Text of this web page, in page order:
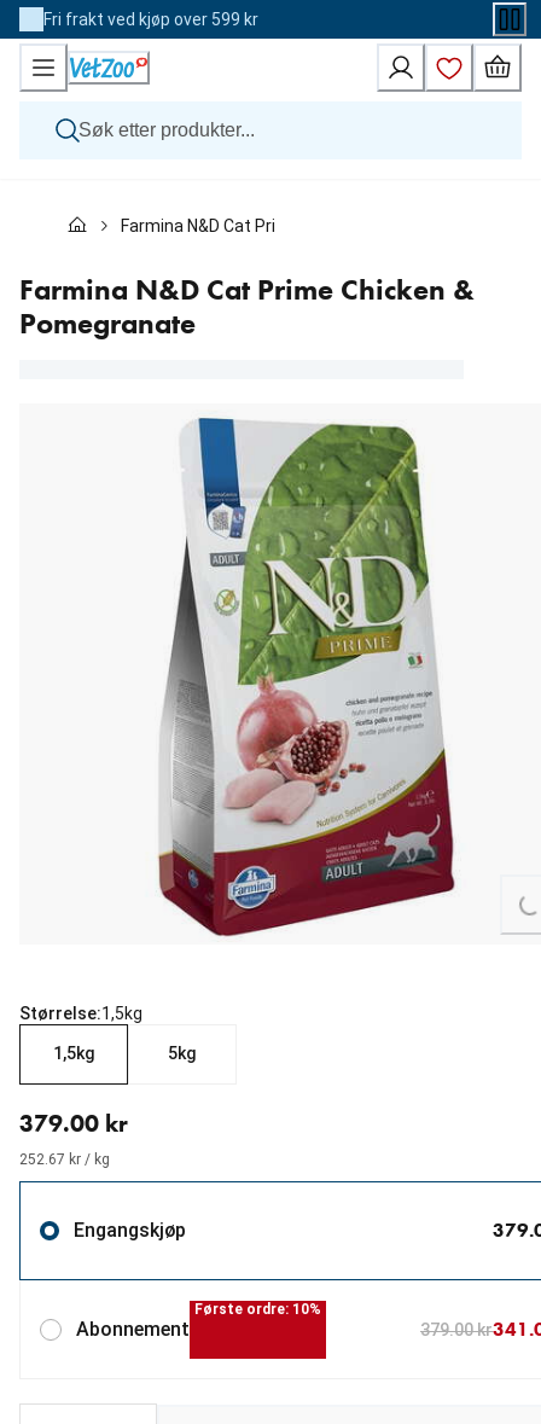
Skip
to
Content
Fri frakt ved kjøp over 599 kr
Katt
Andre dyr
Merker
Nyheter
Farmina N&D Cat Prime Chicken & Pomegranate
Farmina N&D Cat Prime Chicken &
Pomegranate
Størrelse:1,5kg
1,5kg 5kg
379.00 kr
252.67 kr / kg
Engangskjøp
Abonnement
Første ordre: 10%
379.00 kr